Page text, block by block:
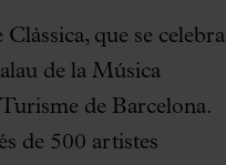
que se celebra
de la Música
de Barcelona.
de 500 artistes